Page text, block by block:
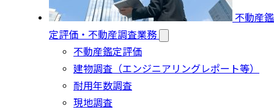
不動産鑑
定評価・不動産調査業務
不動産鑑定評価
建物調査（エンジニアリングレポート等）
耐用年数調査
現地調査